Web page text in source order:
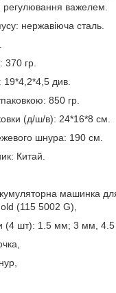
регулювання важелем.
нержавіюча сталь.
гр.
19*4,2*4,5 див.
850 гр.
(д/ш/в): 24*16*8 см.
шнура: 190 см.
Китай.
машинка
(115 5002 G),
(4 шт): 1.5 мм; 3 мм,